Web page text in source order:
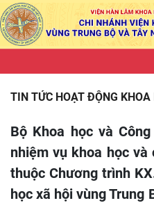
TIN TỨC HOẠT ĐỘNG KHOA
Bộ Khoa học và Công nghệ kiểm tra định kỳ
nhiệm vụ khoa học và
thuộc Chương trình
học xã hội vùng Trung